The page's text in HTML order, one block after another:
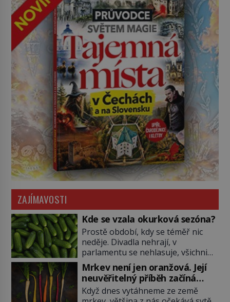
ZAJÍMAVOSTI
Kde se vzala okurková sezóna?
Prostě období, kdy se téměř nic
neděje. Divadla nehrají, v
parlamentu se nehlasuje, všichni
jsou na dovolené a média tak
nemají o čem mluvit a psát. A
vymýšlejí si proto témata, které
nikoho nezajímají. Proč je však ona
Mrkev není jen oranžová. Její
neuvěřitelný příběh začíná
fialovou barvou
Když dnes vytáhneme ze země